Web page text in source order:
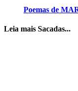
Poemas de
Leia mais Sacadas...